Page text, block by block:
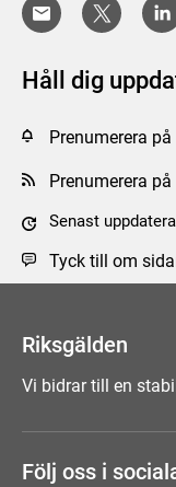
Håll dig
Prenumerera
Prenumerera
Senast
Tyck till om
Riksgälden
Vi bidrar till en
Följ oss i